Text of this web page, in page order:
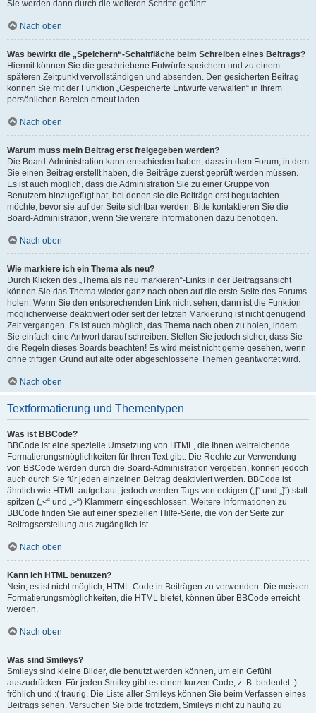
Sie werden dann durch die weiteren Schritte geführt.
Nach oben
Was bewirkt die „Speichern“-Schaltfläche beim Schreiben eines Beitrags?
Hiermit können Sie die geschriebene Entwürfe speichern und zu einem
späteren Zeitpunkt vervollständigen und absenden. Den gesicherten Beitrag
können Sie mit der Funktion „Gespeicherte Entwürfe verwalten“ in Ihrem
persönlichen Bereich erneut laden.
Nach oben
Warum muss mein Beitrag erst freigegeben werden?
Die Board-Administration kann entschieden haben, dass in dem Forum, in dem
Sie einen Beitrag erstellt haben, die Beiträge zuerst geprüft werden müssen.
Es ist auch möglich, dass die Administration Sie zu einer Gruppe von
Benutzern hinzugefügt hat, bei denen sie die Beiträge erst begutachten
möchte, bevor sie auf der Seite sichtbar werden. Bitte kontaktieren Sie die
Board-Administration, wenn Sie weitere Informationen dazu benötigen.
Nach oben
Wie markiere ich ein Thema als neu?
Durch Klicken des „Thema als neu markieren“-Links in der Beitragsansicht
können Sie das Thema wieder ganz nach oben auf die erste Seite des Forums
holen. Wenn Sie den entsprechenden Link nicht sehen, dann ist die Funktion
möglicherweise deaktiviert oder seit der letzten Markierung ist nicht genügend
Zeit vergangen. Es ist auch möglich, das Thema nach oben zu holen, indem
Sie einfach eine Antwort darauf schreiben. Stellen Sie jedoch sicher, dass Sie
die Regeln dieses Boards beachten! Es wird meist nicht gerne gesehen, wenn
ohne triftigen Grund auf alte oder abgeschlossene Themen geantwortet wird.
Nach oben
Textformatierung und Thementypen
Was ist BBCode?
BBCode ist eine spezielle Umsetzung von HTML, die Ihnen weitreichende
Formatierungsmöglichkeiten für Ihren Text gibt. Die Rechte zur Verwendung
von BBCode werden durch die Board-Administration vergeben, können jedoch
auch durch Sie für jeden einzelnen Beitrag deaktiviert werden. BBCode ist
ähnlich wie HTML aufgebaut, jedoch werden Tags von eckigen („[“ und „]“) statt
spitzen („<“ und „>“) Klammern eingeschlossen. Weitere Informationen zu
BBCode finden Sie auf einer speziellen Hilfe-Seite, die von der Seite zur
Beitragserstellung aus zugänglich ist.
Nach oben
Kann ich HTML benutzen?
Nein, es ist nicht möglich, HTML-Code in Beiträgen zu verwenden. Die meisten
Formatierungsmöglichkeiten, die HTML bietet, können über BBCode erreicht
werden.
Nach oben
Was sind Smileys?
Smileys sind kleine Bilder, die benutzt werden können, um ein Gefühl
auszudrücken. Für jeden Smiley gibt es einen kurzen Code, z. B. bedeutet :)
fröhlich und :( traurig. Die Liste aller Smileys können Sie beim Verfassen eines
Beitrags sehen. Versuchen Sie bitte trotzdem, Smileys nicht zu häufig zu